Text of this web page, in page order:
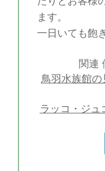
ます。
一日いても飽
関連
鳥羽水族館の
ラッコ・ジュ